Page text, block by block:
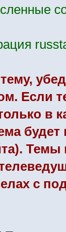
Если
в
Темы
с